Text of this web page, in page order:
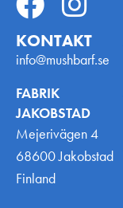
KONTAKT
info@mushbarf.se
FABRIK
JAKOBSTAD
Mejerivägen 4
68600 Jakobstad
Finland